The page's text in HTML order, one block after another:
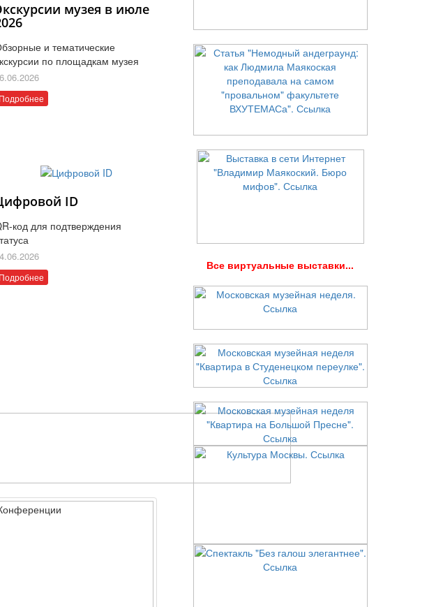
музея в июле
и тематические
по площадкам музея
Подробнее
ID
код для подтверждения
Подробнее
Все виртуальные выставки...